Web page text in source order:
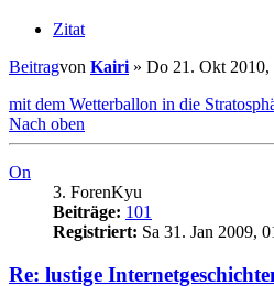
Zitat
Beitragvon Kairi » Do 21. Okt 2010,
mit dem Wetterballon in die
Nach oben
On
3. ForenKyu
Beiträge: 101
Registriert: Sa 31. Jan 2009,
Re: lustige